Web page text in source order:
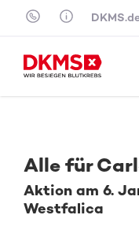
Skip to content
Alle für
Aktion am 6.
Westfalica